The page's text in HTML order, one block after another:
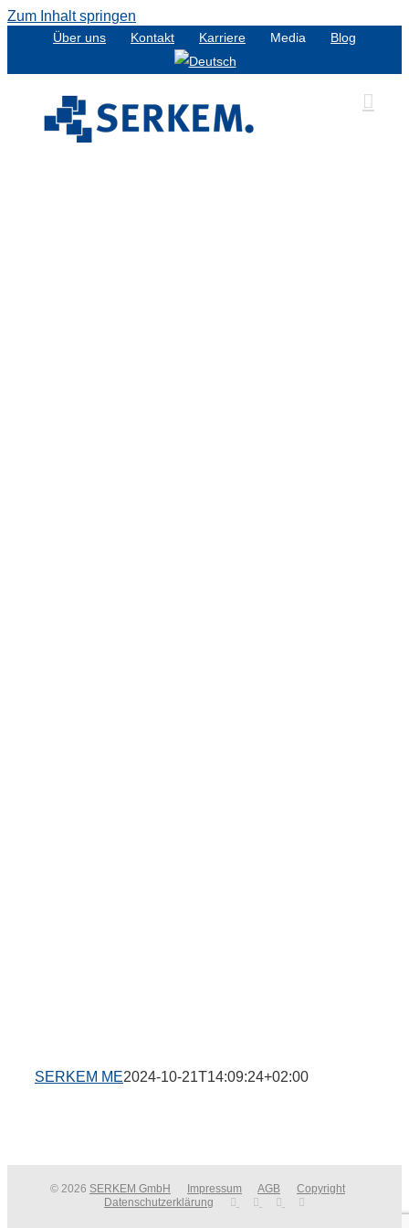
Zum Inhalt springen
Über uns Kontakt Karriere Media Blog
SERKEM ME2024-10-21T14:09:24+02:00
© 2026 SERKEM GmbH Impressum AGB
Copyright
Datenschutzerklärung